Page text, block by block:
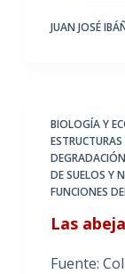
JUAN JOSÉ
BIOLOGÍA Y
DE SUELOS Y
FUNCIONES
Las
Fuente: